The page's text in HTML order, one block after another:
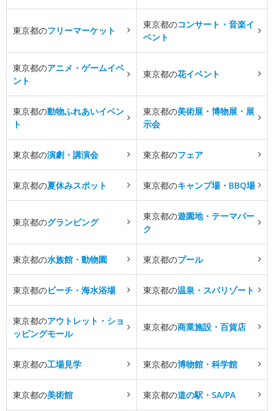
東京都のフリーマーケット
東京都のコンサート・音楽イ
ベント
東京都のアニメ・ゲームイベ
ント
東京都の花イベント
東京都の動物ふれあいイベン
ト
東京都の美術展・博物展・展
示会
東京都の演劇・講演会 東京都のフェア
東京都の夏休みスポット 東京都のキャンプ場・BBQ場
東京都のグランピング
東京都の遊園地・テーマパー
ク
東京都の水族館・動物園 東京都のプール
東京都のビーチ・海水浴場 東京都の温泉・スパリゾート
東京都のアウトレット・ショ
ッピングモール
東京都の商業施設・百貨店
東京都の工場見学 東京都の博物館・科学館
東京都の美術館 東京都の道の駅・SA/PA